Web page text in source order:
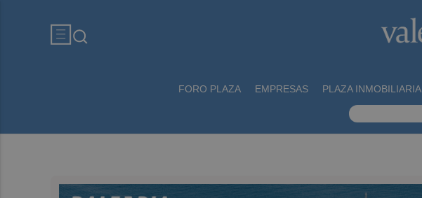
FORO PLAZA EMPRESAS PLAZA INMOBILIARIA